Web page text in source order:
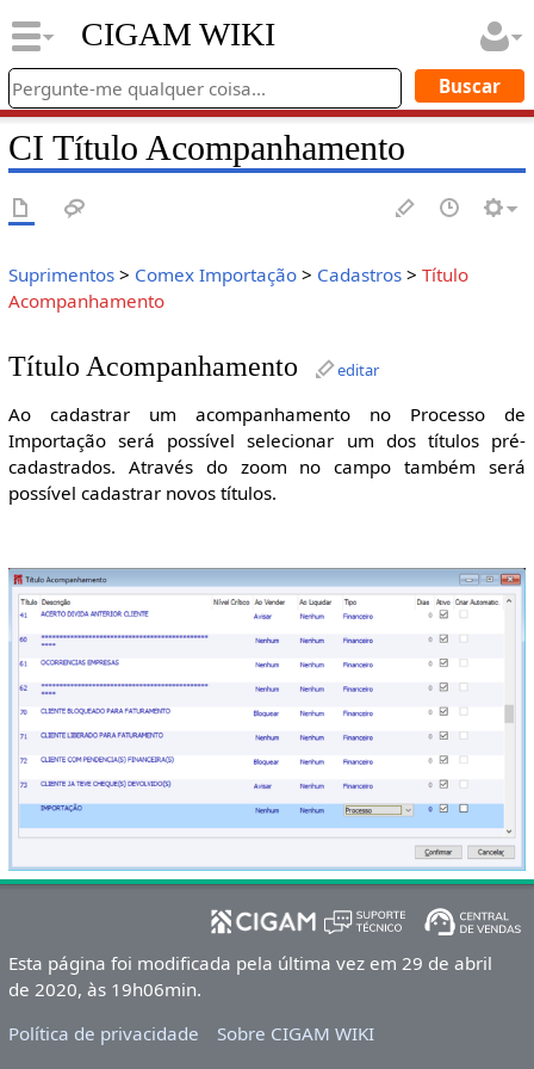
CIGAM WIKI
CI Título Acompanhamento
Suprimentos> Comex Importação> Cadastros> Título
Acompanhamento
Título Acompanhamento editar
Ao cadastrar um acompanhamento no Processo de
Importação será possível selecionar um dos títulos pré-
cadastrados. Através do zoom no campo também será
possível cadastrar novos títulos.
Esta página foi modificada pela última vez em 29 de abril
de 2020, às 19h06min.
Política de privacidade
Sobre CIGAM WIKI